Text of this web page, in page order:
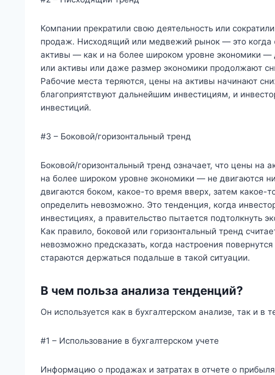
Компании прекратили свою деятельность или
продаж. Нисходящий или медвежий рынок — это
активы — как и на более широком уровне экономики —
или активы или даже размер экономики продолжают
Рабочие места теряются, цены на активы начинают
благоприятствуют дальнейшим инвестициям, и
инвестиций.
#3 – Боковой/горизонтальный тренд
Боковой/горизонтальный тренд означает, что цены на
на более широком уровне экономики — не двигаются
двигаются боком, какое-то время вверх, затем какое-
определить невозможно. Это тенденция, когда
инвестициях, а правительство пытается подтолкнуть
Как правило, боковой или горизонтальный тренд
невозможно предсказать, когда настроения
стараются держаться подальше в такой ситуации.
В чем польза анализа тенденций?
Он используется как в бухгалтерском анализе, так и в
#1 – Использование в бухгалтерском учете
Информацию о продажах и затратах в отчете о